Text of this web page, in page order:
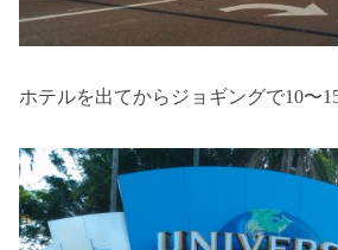
ホテルを出てからジョギングで10〜